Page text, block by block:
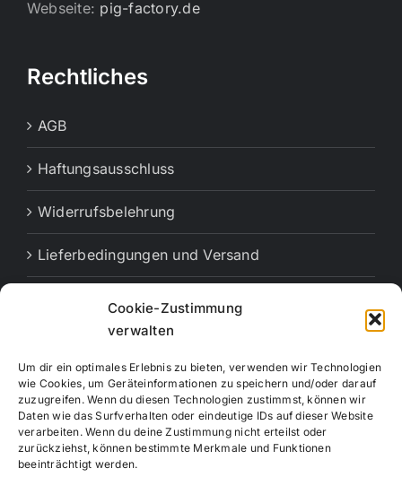
Cookie-Zustimmung
verwalten
Um dir ein optimales Erlebnis zu bieten, verwenden wir Technologien
wie Cookies, um Geräteinformationen zu speichern und/oder darauf
zuzugreifen. Wenn du diesen Technologien zustimmst, können wir
Daten wie das Surfverhalten oder eindeutige IDs auf dieser Website
verarbeiten. Wenn du deine Zustimmung nicht erteilst oder
zurückziehst, können bestimmte Merkmale und Funktionen
beeinträchtigt werden.
Webseite: pig-factory.de
Rechtliches
AGB
Haftungsausschluss
Widerrufsbelehrung
Lieferbedingungen und Versand
Vertrag widerrufen